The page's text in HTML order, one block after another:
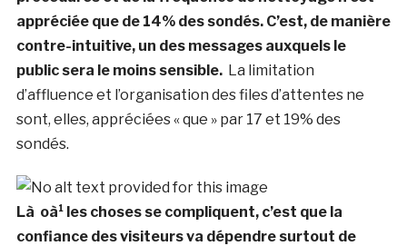
appréciée que de 14% des sondés. C’est, de manière
contre-intuitive, un des messages auxquels le
public sera le moins sensible. La limitation
d’affluence et l’organisation des files d’attentes ne
sont, elles, appréciées « que » par 17 et 19% des
sondés.
Là oà¹ les choses se compliquent, c’est que la
confiance des visiteurs va dépendre surtout de